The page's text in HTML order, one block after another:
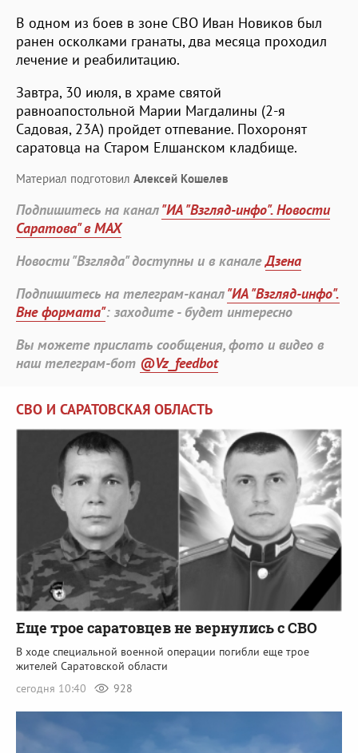
В одном из боев в зоне СВО Иван Новиков был
ранен осколками гранаты, два месяца проходил
лечение и реабилитацию.
Завтра, 30 июля, в храме святой
равноапостольной Марии Магдалины (2-я
Садовая, 23А) пройдет отпевание. Похоронят
саратовца на Старом Елшанском кладбище.
Материал подготовил Алексей Кошелев
Подпишитесь на канал"ИА "Взгляд-инфо". Новости
Саратова" в MAX
Новости "Взгляда" доступны и в каналеДзена
Подпишитесь на телеграм-канал"ИА "Взгляд-инфо".
Вне формата": заходите - будет интересно
Вы можете прислать сообщения, фото и видео в
наш телеграм-бот @Vz_feedbot
СВО И САРАТОВСКАЯ ОБЛАСТЬ
Еще трое саратовцев не вернулись с СВО
В ходе специальной военной операции погибли еще трое
жителей Саратовской области
сегодня 10:40
928